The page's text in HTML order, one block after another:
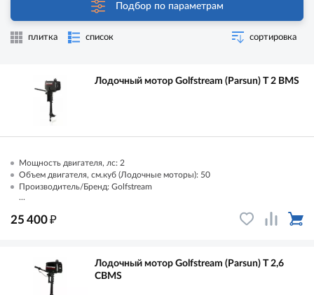
Подбор по параметрам
плитка список сортировка
Лодочный мотор Golfstream (Parsun) T 2 ВМS
Мощность двигателя, лс: 2
Объем двигателя, см.куб (Лодочные моторы): 50
Производитель/Бренд: Golfstream
...
25 400₽
Лодочный мотор Golfstream (Parsun) T 2,6
CBMS